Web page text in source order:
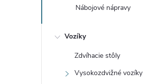
Nábojové nápravy
Vozíky
Zdvíhacie stôly
Vysokozdvižné vozíky